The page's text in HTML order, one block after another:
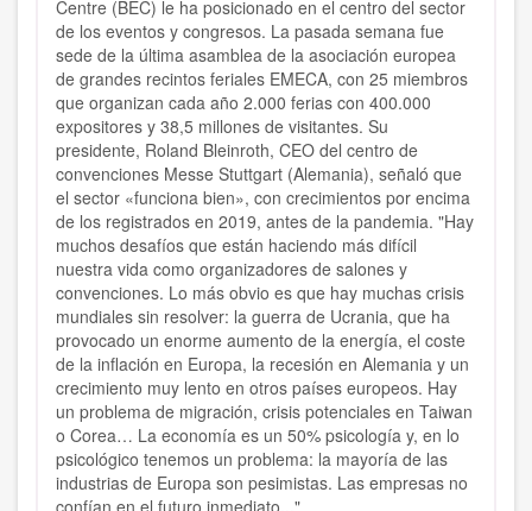
Centre (BEC) le ha posicionado en el centro del sector
de los eventos y congresos. La pasada semana fue
sede de la última asamblea de la asociación europea
de grandes recintos feriales EMECA, con 25 miembros
que organizan cada año 2.000 ferias con 400.000
expositores y 38,5 millones de visitantes. Su
presidente, Roland Bleinroth, CEO del centro de
convenciones Messe Stuttgart (Alemania), señaló que
el sector «funciona bien», con crecimientos por encima
de los registrados en 2019, antes de la pandemia. "Hay
muchos desafíos que están haciendo más difícil
nuestra vida como organizadores de salones y
convenciones. Lo más obvio es que hay muchas crisis
mundiales sin resolver: la guerra de Ucrania, que ha
provocado un enorme aumento de la energía, el coste
de la inflación en Europa, la recesión en Alemania y un
crecimiento muy lento en otros países europeos. Hay
un problema de migración, crisis potenciales en Taiwan
o Corea… La economía es un 50% psicología y, en lo
psicológico tenemos un problema: la mayoría de las
industrias de Europa son pesimistas. Las empresas no